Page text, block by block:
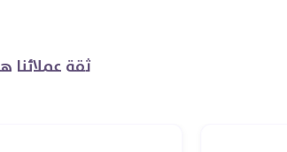
ثقة عملائنا